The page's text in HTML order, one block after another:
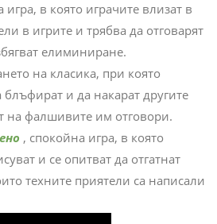
игра, в която играчите влизат в
в игрите и трябва да отговарят
елиминиране.
на класика, при която
блъфират и да накарат другите
на фалшивите им отговори.
, спокойна игра, в която
и се опитват да отгатнат
техните приятели са написали